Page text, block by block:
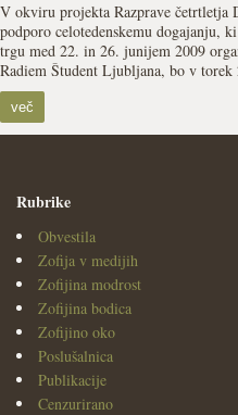
V okviru projekta Razprave četrtletja
podporo celotedenskemu dogajanju,
trgu med 22. in 26. junijem 2009
Radiem Študent Ljubljana, bo v
več
Rubrike
Obvestila
Zofija v medijih
Zofijina modrost
Zofijina bodica
Zofijino oko
Poslušalnica
Publikacije
Cenzurirano